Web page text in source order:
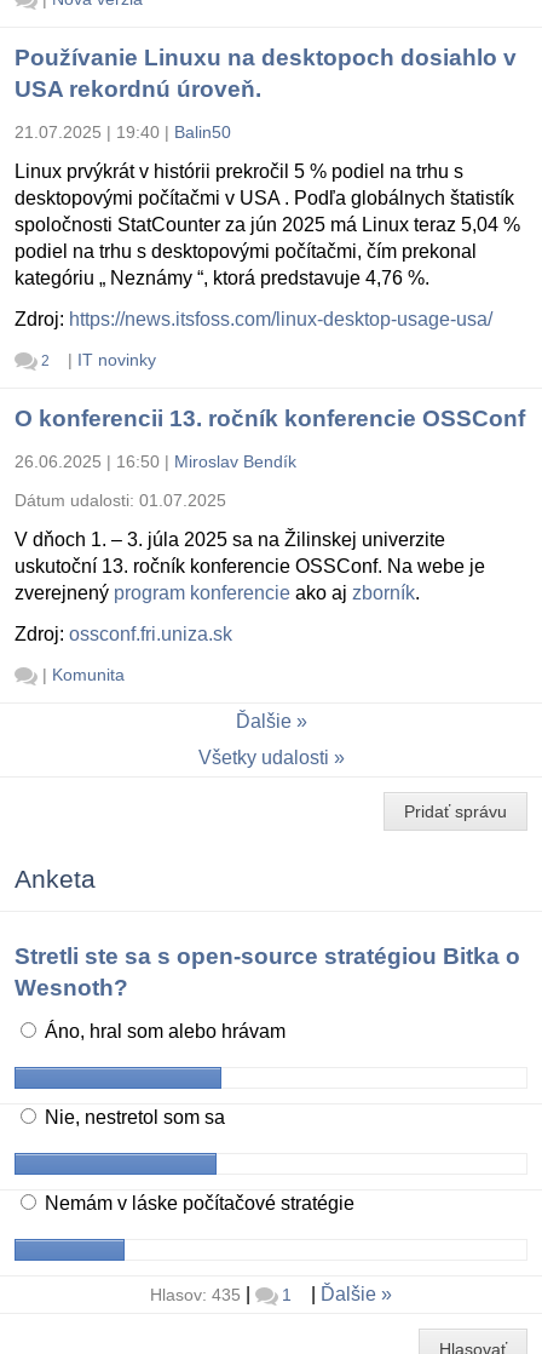
Používanie Linuxu na desktopoch dosiahlo v
USA rekordnú úroveň.
21.07.2025 | 19:40 | Balin50
Linux prvýkrát v histórii prekročil 5 % podiel na trhu s
desktopovými počítačmi v USA . Podľa globálnych štatistík
spoločnosti StatCounter za jún 2025 má Linux teraz 5,04 %
podiel na trhu s desktopovými počítačmi, čím prekonal
kategóriu „ Neznámy “, ktorá predstavuje 4,76 %.
Zdroj: https://news.itsfoss.com/linux-desktop-usage-usa/
2 | IT novinky
O konferencii 13. ročník konferencie OSSConf
26.06.2025 | 16:50 | Miroslav Bendík
Dátum udalosti: 01.07.2025
V dňoch 1. – 3. júla 2025 sa na Žilinskej univerzite
uskutoční 13. ročník konferencie OSSConf. Na webe je
zverejnený program konferencie ako aj zborník.
Zdroj: ossconf.fri.uniza.sk
| Komunita
Ďalšie
Všetky udalosti
Pridať správu
Anketa
Stretli ste sa s open-source stratégiou Bitka o
Wesnoth?
Áno, hral som alebo hrávam
Nie, nestretol som sa
Nemám v láske počítačové stratégie
Hlasov: 435 1 Ďalšie
Hlasovať